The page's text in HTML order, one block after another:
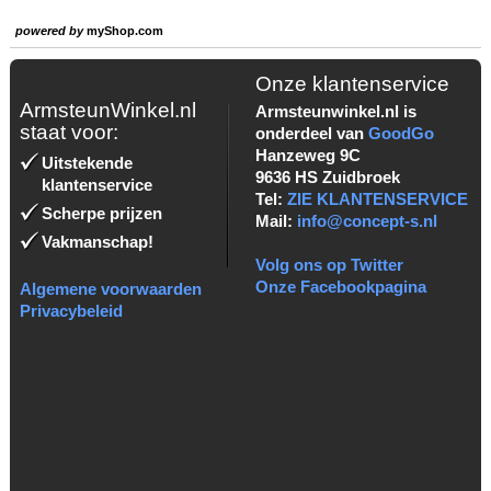
powered bymyShop.com
ArmsteunWinkel.nl
staat voor:
Uitstekende
klantenservice
Scherpe prijzen
Vakmanschap!
Algemene voorwaarden
Privacybeleid
Onze klantenservice
Armsteunwinkel.nl is
onderdeel van GoodGo
Hanzeweg 9C
9636 HS Zuidbroek
Tel: ZIE KLANTENSERVICE
Mail: info@concept-s.nl
Volg ons op Twitter
Onze Facebookpagina